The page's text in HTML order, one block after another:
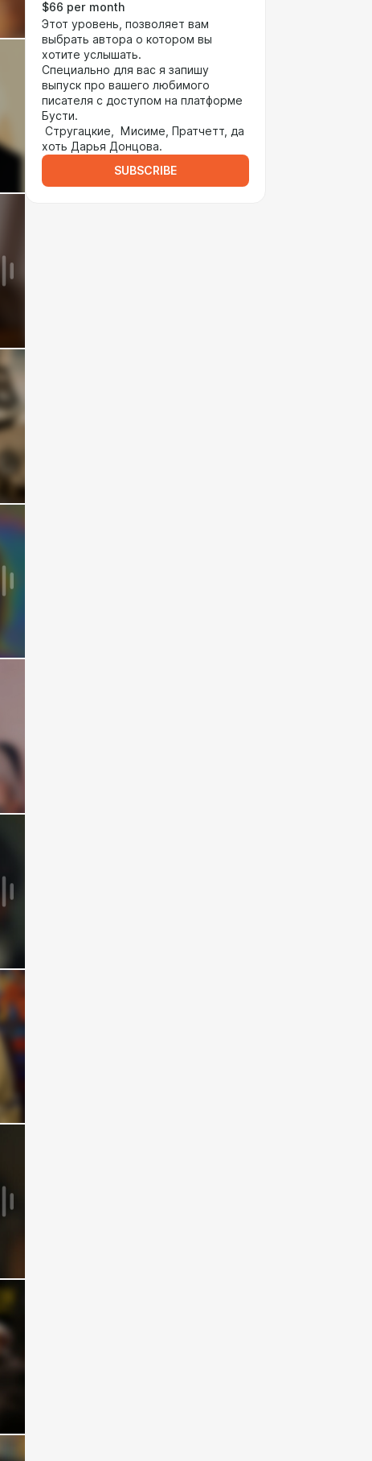
$66 per month
Этот уровень, позволяет вам
выбрать автора о котором вы
хотите услышать.
Специально для вас я запишу
выпуск про вашего любимого
писателя с доступом на платформе
Бусти.
Стругацкие, Мисиме, Пратчетт, да
хоть Дарья Донцова.
SUBSCRIBE